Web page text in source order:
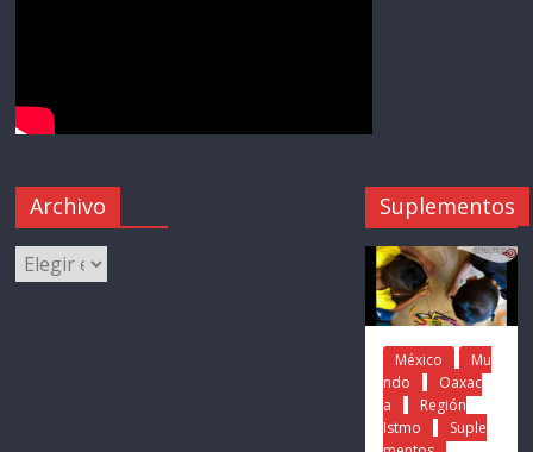
Archivo Suplementos
México
Mu
ndo
Oaxac
a
Región
Istmo
Suple